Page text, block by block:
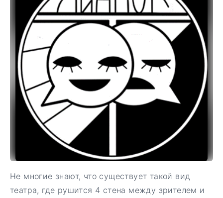
Не многие знают, что существует такой вид
театра, где рушится 4 стена между зрителем и